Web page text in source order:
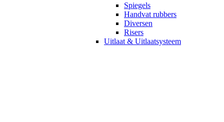
Spiegels
Handvat rubbers
Diversen
Risers
Uitlaat & Uitlaatsysteem